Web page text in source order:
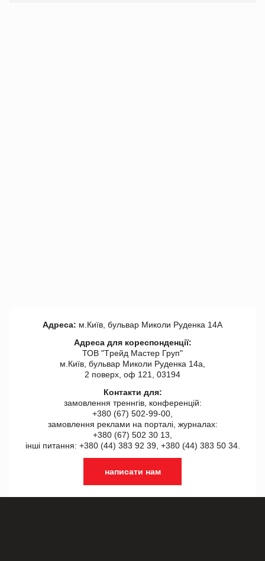
Адреса: м.Київ, бульвар Миколи Руденка 14А
Адреса для кореспонденції:
ТОВ "Tрейд Мастер Груп"
м.Київ, бульвар Миколи Руденка 14а,
2 поверх, оф 121, 03194
Контакти для:
замовлення треннгів, конференцій:
+380 (67) 502-99-00,
замовлення реклами на порталі, журналах:
+380 (67) 502 30 13,
інші питання: +380 (44) 383 92 39, +380 (44) 383 50 34.
написати нам